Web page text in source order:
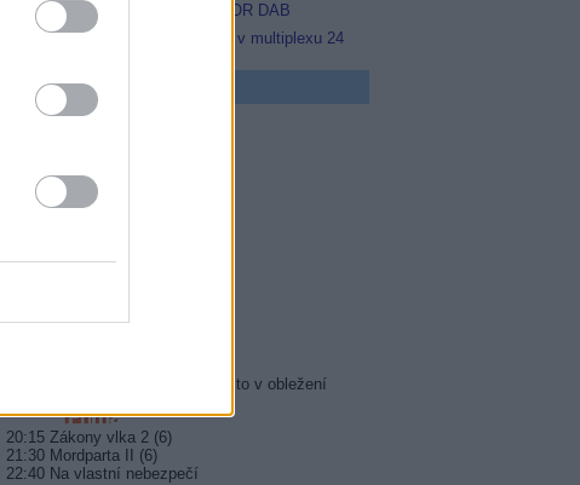
Black FM v multiplexu COLOR DAB
Prima Sport začala testovat v multiplexu 24
TV program
21:20 Chalupáři (4/11)
22:05 Všechnopárty
20:00 Královna Viktorie
01:05 Policejní akademie 6: Město v obležení
20:15 Zákony vlka 2 (6)
21:30 Mordparta II (6)
22:40 Na vlastní nebezpečí